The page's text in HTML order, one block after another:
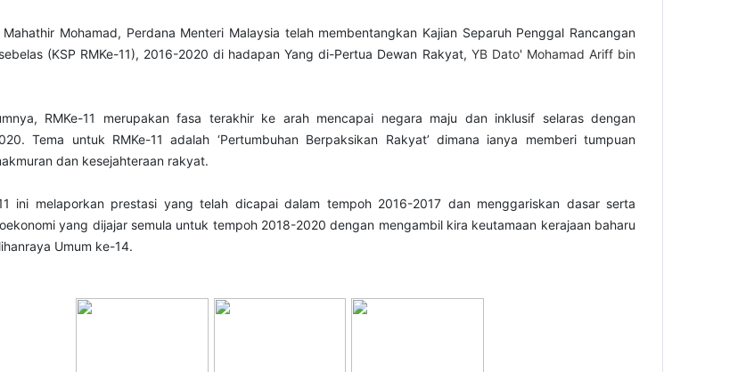
Mahathir Mohamad, Perdana Menteri Malaysia telah membentangkan Kajian Separuh Penggal Rancangan
(KSP RMKe-11), 2016-2020 di hadapan Yang di-Pertua Dewan Rakyat, YB Dato' Mohamad Ariff bin
RMKe-11 merupakan fasa terakhir ke arah mencapai negara maju dan inklusif selaras dengan
Tema untuk RMKe-11 adalah ‘Pertumbuhan Berpaksikan Rakyat’ dimana ianya memberi tumpuan
dan kesejahteraan rakyat.
11 ini melaporkan prestasi yang telah dicapai dalam tempoh 2016-2017 dan menggariskan dasar serta
yang dijajar semula untuk tempoh 2018-2020 dengan mengambil kira keutamaan kerajaan baharu
Umum ke-14.